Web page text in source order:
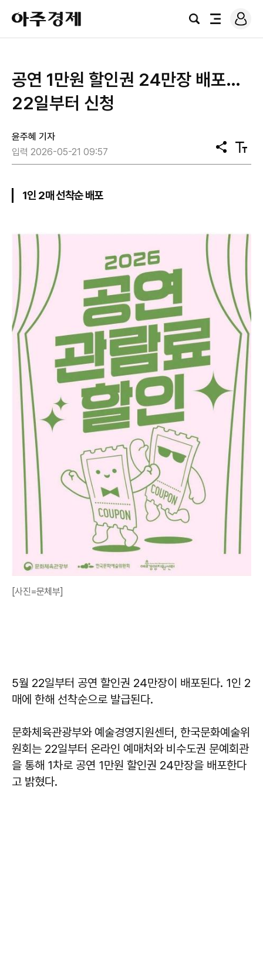
아
주
경
검
전
로
그
공연 1만원 할인권 24만장 배포…
22일부터 신청
윤주혜 기자
입력 2026-05-21 09:57
공
유
텍
스
1인 2매 선착순 배포
[사진=문체부]
5월 22일부터 공연 할인권 24만장이 배포된다. 1인 2
매에 한해 선착순으로 발급된다.
문화체육관광부와 예술경영지원센터, 한국문화예술위
원회는 22일부터 온라인 예매처와 비수도권 문예회관
을 통해 1차로 공연 1만원 할인권 24만장을 배포한다
고 밝혔다.